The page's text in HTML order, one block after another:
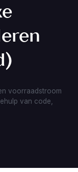
voorraadstroom
van code,